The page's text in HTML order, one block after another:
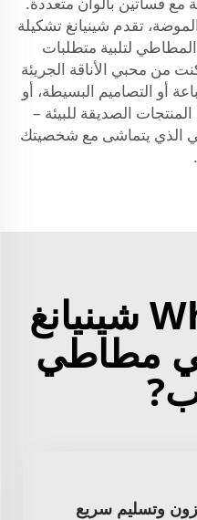
تقدم شينيانغ تشكيلة
لتلبية متطلبات
من محبي الأناقة الجريئة
أو التصاميم البسيطة، أو
الصديقة للبيئة –
الذي يتماشى مع شخصيتك
Why choose شينيانغ
مطاطي
وتسليم سريع